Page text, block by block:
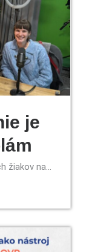
je
na...